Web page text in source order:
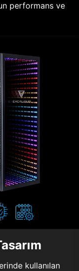
performans ve
kullanılan